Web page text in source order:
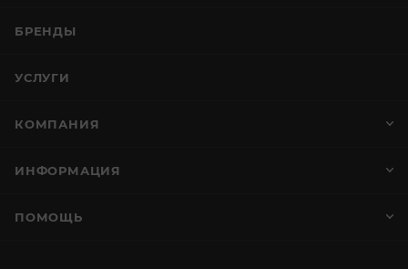
БРЕНДЫ
УСЛУГИ
КОМПАНИЯ
ИНФОРМАЦИЯ
ПОМОЩЬ